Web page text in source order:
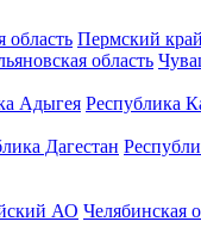
область Пермский край
область
Адыгея Республика
Дагестан
АО Челябинская